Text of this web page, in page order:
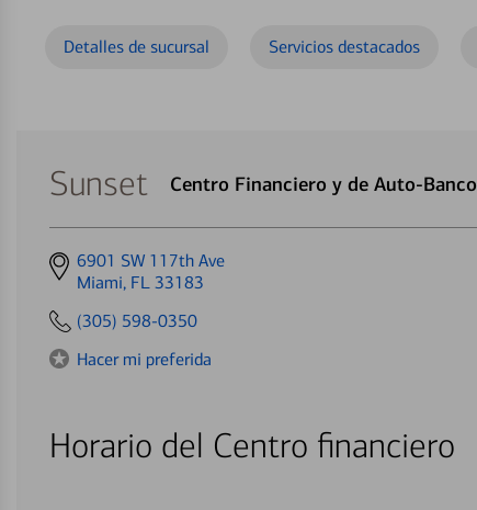
Detalles de sucursal Servicios destacados
Sunset Centro Financiero y de Auto-Banco
Get
directions
6901 SW 117th Ave
Miami, FL 33183
(305) 598-0350
Hacer mi preferida
Horario del Centro financiero